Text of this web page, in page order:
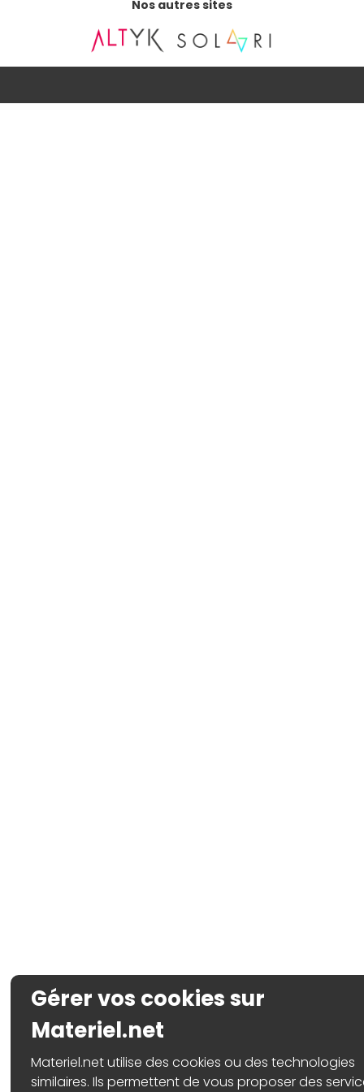
Nos autres sites
Gérer vos cookies sur
Materiel.net
Materiel.net utilise des cookies ou des technologies
similaires. Ils permettent de vous proposer des